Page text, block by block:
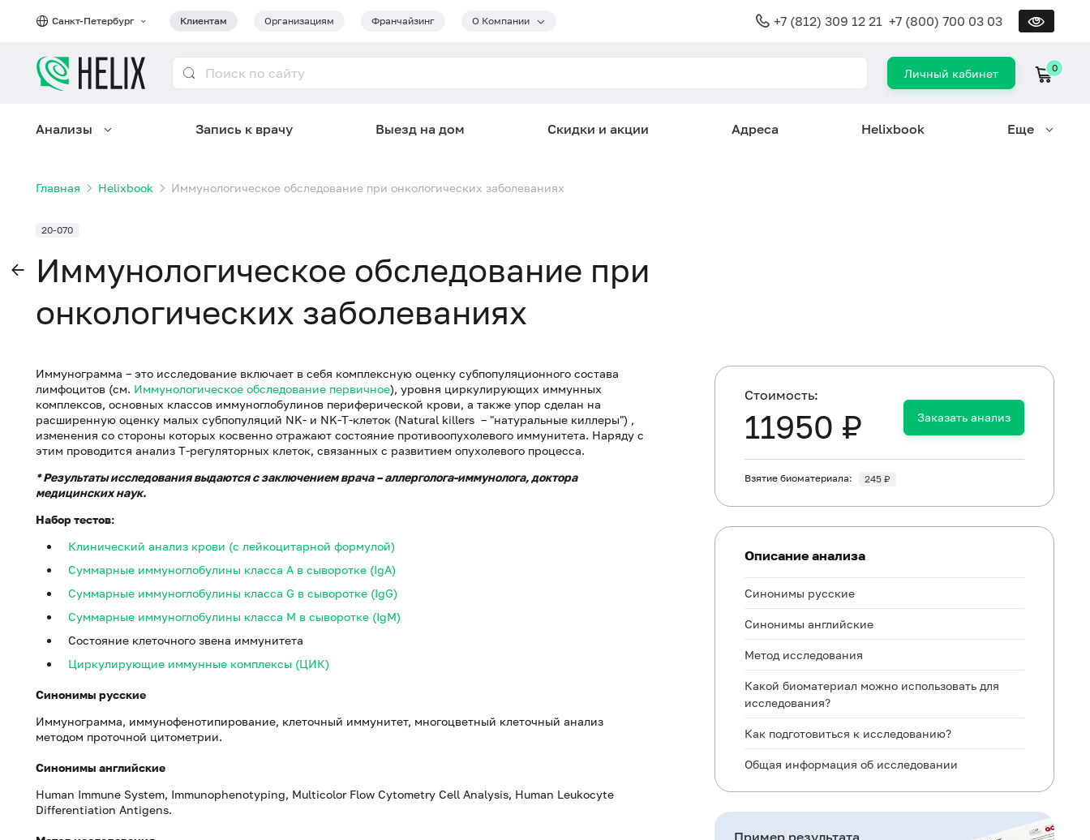
Санкт-Петербург Клиентам Организациям Франчайзинг О Компании +7 (812) 309 12 21 +7 (800) 700 03 03
Личный кабинет 0
Анализы Запись к врачу Выезд на дом Скидки и акции Адреса Helixbook Еще
Главная Helixbook Иммунологическое обследование при онкологических заболеваниях
20-070
Иммунологическое обследование при
онкологических заболеваниях
Иммунограмма – это исследование включает в себя комплексную оценку субпопуляционного состава
лимфоцитов (см. Иммунологическое обследование первичное), уровня циркулирующих иммунных
комплексов, основных классов иммуноглобулинов периферической крови, а также упор сделан на
расширенную оценку малых субпопуляций NK- и NK-T-клеток (Natural killers – "натуральные киллеры") ,
изменения со стороны которых косвенно отражают состояние противоопухолевого иммунитета. Наряду с
этим проводится анализ Т-регуляторных клеток, связанных с развитием опухолевого процесса.
* Результаты исследования выдаются с заключением врача – аллерголога-иммунолога, доктора
медицинских наук.
Набор тестов:
Клинический анализ крови (c лейкоцитарной формулой)
Суммарные иммуноглобулины класса A в сыворотке (IgA)
Суммарные иммуноглобулины класса G в сыворотке (IgG)
Суммарные иммуноглобулины класса M в сыворотке (IgM)
Состояние клеточного звена иммунитета
Циркулирующие иммунные комплексы (ЦИК)
Синонимы русские
Иммунограмма, иммунофенотипирование, клеточный иммунитет, многоцветный клеточный анализ
методом проточной цитометрии.
Синонимы английские
Human Immune System, Immunophenotyping, Multicolor Flow Cytometry Cell Analysis, Human Leukocyte
Differentiation Antigens.
Cтоимость:
11950 ₽ Заказать анализ
Взятие биоматериала: 245 ₽
Описание анализа
Синонимы русские
Синонимы английские
Метод исследования
Какой биоматериал можно использовать для
исследования?
Как подготовиться к исследованию?
Общая информация об исследовании
Когда назначается исследование?
Пример результата